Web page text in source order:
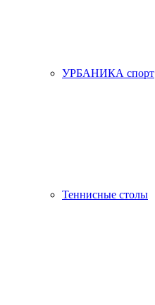
УРБАНИКА спорт
Теннисные столы